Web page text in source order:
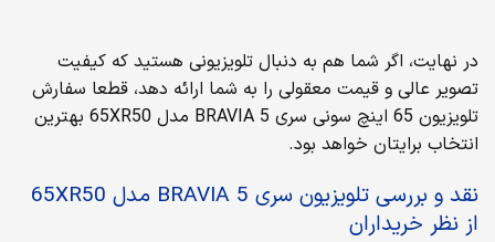
در نهایت، اگر شما هم به دنبال تلویزیونی هستید که کیفیت
تصویر عالی و قیمت معقولی را به شما ارائه دهد، قطعا سفارش
تلویزیون 65 اینچ سونی سری BRAVIA 5 مدل 65XR50 بهترین
انتخاب برایتان خواهد بود.
نقد و بررسی تلویزیون سری BRAVIA 5 مدل 65XR50
از نظر خریداران